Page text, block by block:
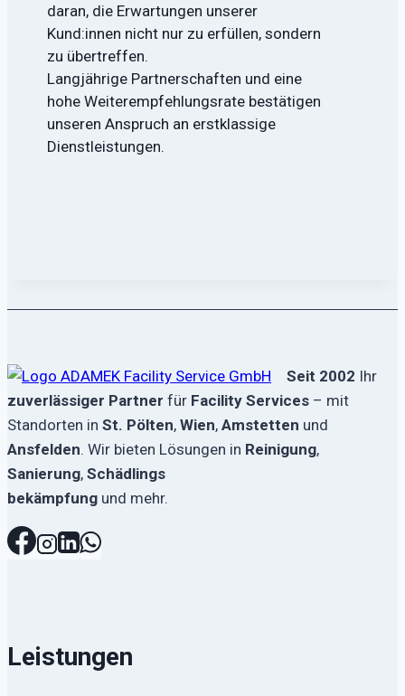
daran, die Erwartungen unserer
Kund:innen nicht nur zu erfüllen, sondern
zu übertreffen.
Langjährige Partnerschaften und eine
hohe Weiterempfehlungsrate bestätigen
unseren Anspruch an erstklassige
Dienstleistungen.
Seit 2002 Ihr
zuverlässiger Partner für Facility Services – mit
Standorten in St. Pölten, Wien, Amstetten und
Ansfelden. Wir bieten Lösungen in Reinigung,
Sanierung, Schädlings
bekämpfung und mehr.
Leistungen